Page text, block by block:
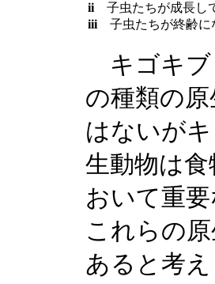
ii子虫たちが成長し
iii子虫たちが終齢に
キゴキブ
の種類の
はないが
生動物は
おいて重
これらの
あると考